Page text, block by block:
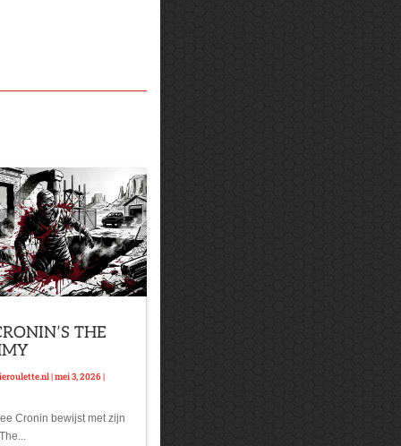
THE
|mei 3, 2026|
Cronin bewijst met zijn